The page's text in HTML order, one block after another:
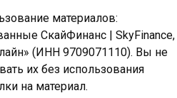
материалов:
СкайФинанс | SkyFinance,
(ИНН 9709071110). Вы не
их без использования
на материал.